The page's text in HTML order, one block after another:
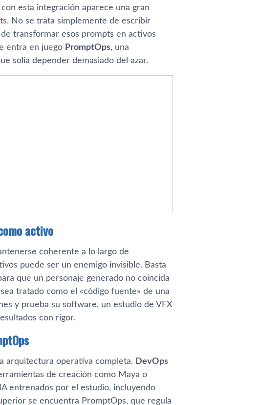
esta integración aparece una gran
No se trata simplemente de escribir
transformar esos prompts en activos
entra en juego PromptOps, una
solía depender demasiado del azar.
activo
coherente a lo largo de
puede ser un enemigo invisible. Basta
que un personaje generado no coincida
tratado como el «código fuente» de una
y prueba su software, un estudio de VFX
con rigor.
arquitectura operativa completa. DevOps
de creación como Maya o
entrenados por el estudio, incluyendo
se encuentra PromptOps, que regula